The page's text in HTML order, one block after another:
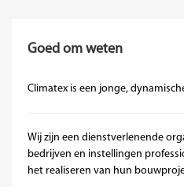
Goed om weten
Climatex is een jonge,
Wij zijn een dienstverlenende
bedrijven en instellingen
het realiseren van hun